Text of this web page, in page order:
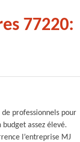
77220:
professionnels pour
assez élevé.
l’entreprise MJ